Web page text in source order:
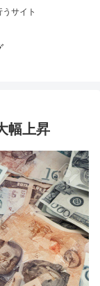
サイト
幅上昇